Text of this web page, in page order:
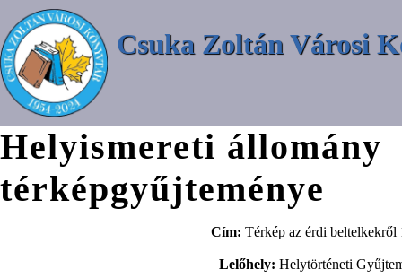
Csuka Zoltán Városi
Helyismereti állomány
térképgyűjteménye
Cím: Térkép az érdi beltelkekről
Lelőhely: Helytörténeti